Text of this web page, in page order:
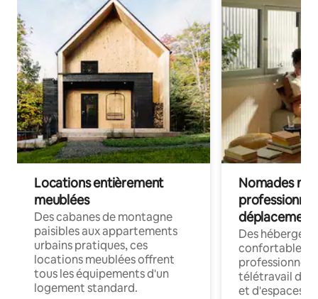
Locations entièrement
meublées
Des cabanes de montagne
paisibles aux appartements
urbains pratiques, ces
locations meublées offrent
tous les équipements d'un
logement standard.
Nomades
déplacement
Des
confortables
professionnels
télétravail
et d'espaces